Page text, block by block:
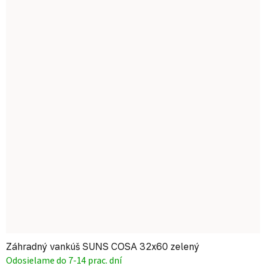
Záhradný vankúš SUNS COSA 32x60 zelený
Odosielame do 7-14 prac. dní